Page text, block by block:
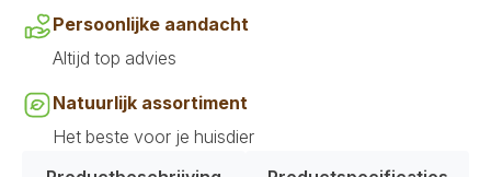
Persoonlijke aandacht
Altijd top advies
Natuurlijk assortiment
Het beste voor je huisdier